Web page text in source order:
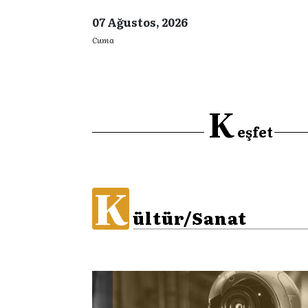
07 Ağustos, 2026
Cuma
Keşfet
K ültür/Sanat